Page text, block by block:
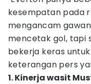
kesempatan pada
mengancam
mencetak gol, tapi
bekerja keras
keterangan pers
1. Kinerja wasit